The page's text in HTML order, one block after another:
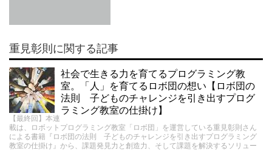
重見彰則に関する記事
社会で生きる力を育てるプログラミング教
室。「人」を育てるロボ団の想い【ロボ団の
法則 子どものチャレンジを引き出すプログ
ラミング教室の仕掛け】
【最終回】本連
載は、ロボットプログラミング教室「ロボ団」を運営している重見彰則さん
による書籍『ロボ団の法則 子どものチャレンジを引き出すプログラミング
教室の仕掛け』から、課題発見力と創造力、そして課題を解決するソリュー